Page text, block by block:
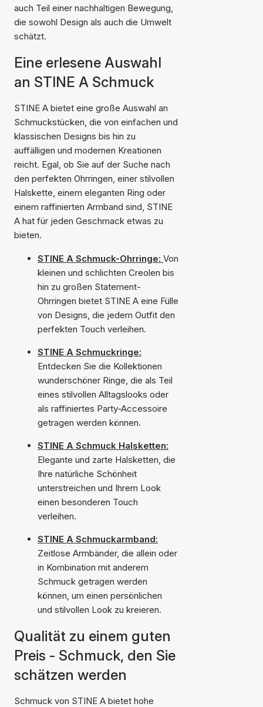
auch Teil einer nachhaltigen Bewegung,
die sowohl Design als auch die Umwelt
schätzt.
Eine erlesene Auswahl
an STINE A Schmuck
STINE A bietet eine große Auswahl an
Schmuckstücken, die von einfachen und
klassischen Designs bis hin zu
auffälligen und modernen Kreationen
reicht. Egal, ob Sie auf der Suche nach
den perfekten Ohrringen, einer stilvollen
Halskette, einem eleganten Ring oder
einem raffinierten Armband sind, STINE
A hat für jeden Geschmack etwas zu
bieten.
STINE A Schmuck-Ohrringe: Von
kleinen und schlichten Creolen bis
hin zu großen Statement-
Ohrringen bietet STINE A eine Fülle
von Designs, die jedem Outfit den
perfekten Touch verleihen.
STINE A Schmuckringe:
Entdecken Sie die Kollektionen
wunderschöner Ringe, die als Teil
eines stilvollen Alltagslooks oder
als raffiniertes Party-Accessoire
getragen werden können.
STINE A Schmuck Halsketten:
Elegante und zarte Halsketten, die
Ihre natürliche Schönheit
unterstreichen und Ihrem Look
einen besonderen Touch
verleihen.
STINE A Schmuckarmband:
Zeitlose Armbänder, die allein oder
in Kombination mit anderem
Schmuck getragen werden
können, um einen persönlichen
und stilvollen Look zu kreieren.
Qualität zu einem guten
Preis - Schmuck, den Sie
schätzen werden
Schmuck von STINE A bietet hohe